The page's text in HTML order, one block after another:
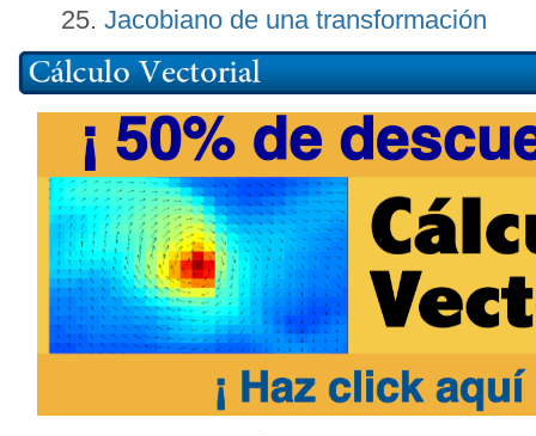
Jacobiano de una transformación